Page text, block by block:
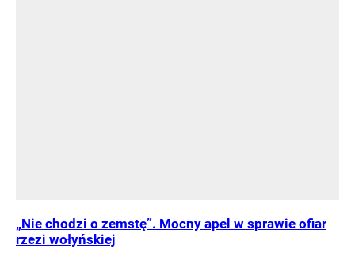
„Nie chodzi o zemstę”. Mocny apel w sprawie ofiar
rzezi wołyńskiej